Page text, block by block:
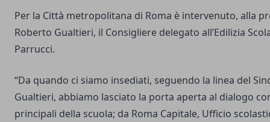
Per la Città metropolitana di Roma è intervenuto, alla
Roberto Gualtieri, il Consigliere delegato all’Edilizia
Parrucci.
“Da quando ci siamo insediati, seguendo la linea del
Gualtieri, abbiamo lasciato la porta aperta al dialogo
principali della scuola; da Roma Capitale, Ufficio